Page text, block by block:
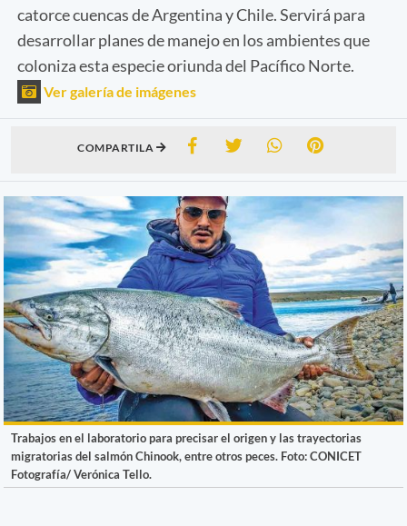
catorce cuencas de Argentina y Chile. Servirá para
desarrollar planes de manejo en los ambientes que
coloniza esta especie oriunda del Pacífico Norte.
Ver galería de imágenes
COMPARTILA
Trabajos en el laboratorio para precisar el origen y las trayectorias
migratorias del salmón Chinook, entre otros peces. Foto: CONICET
Fotografía/ Verónica Tello.